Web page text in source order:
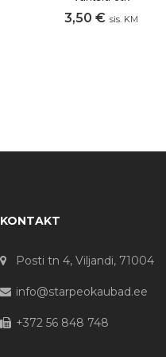
3,50 € sis. KM
KONTAKT
Posti tn 4, Viljandi, 71004
info@starpeokaubad.ee
+372 56 848 748